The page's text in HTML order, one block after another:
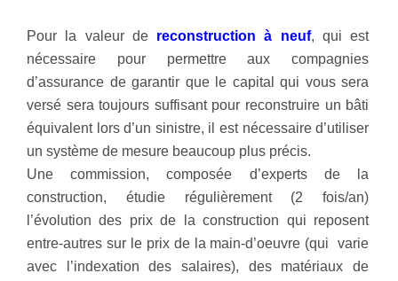
Pour la valeur de reconstruction à neuf, qui est
nécessaire pour permettre aux compagnies
d’assurance de garantir que le capital qui vous sera
versé sera toujours suffisant pour reconstruire un bâti
équivalent lors d’un sinistre, il est nécessaire d’utiliser
un système de mesure beaucoup plus précis.
Une commission, composée d’experts de la
construction, étudie régulièrement (2 fois/an)
l’évolution des prix de la construction qui reposent
entre-autres sur le prix de la main-d’oeuvre (qui varie
avec l’indexation des salaires), des matériaux de